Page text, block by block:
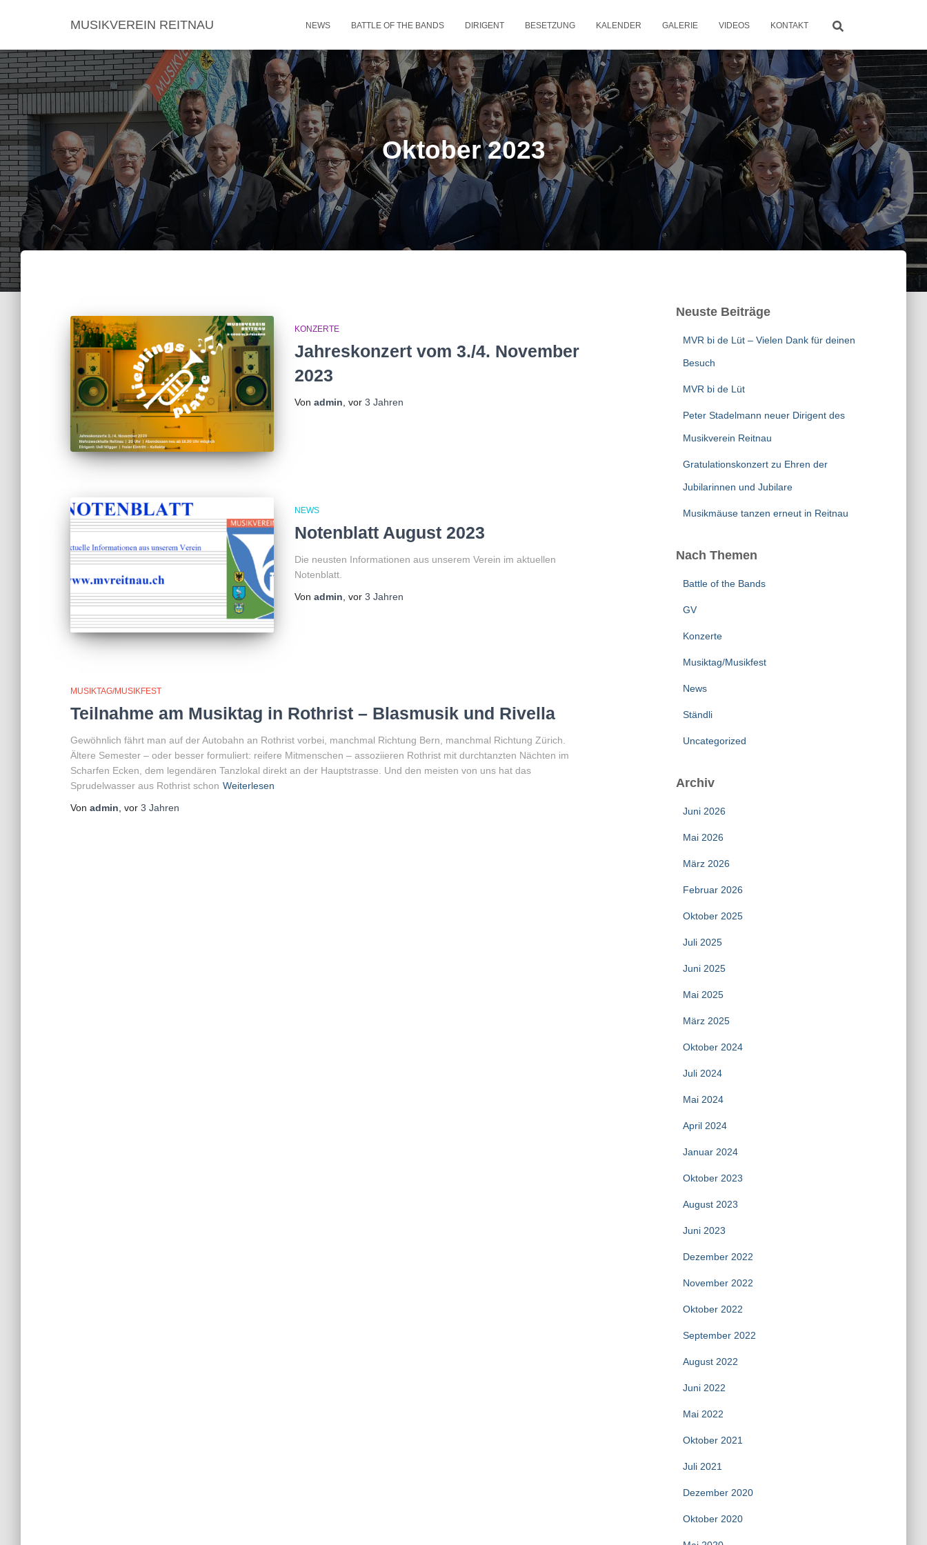
MUSIKVEREIN REITNAU NEWS BATTLE OF THE BANDS DIRIGENT BESETZUNG KALENDER GALERIE VIDEOS KONTAKT
Oktober 2023
KONZERTE
Jahreskonzert vom 3./4. November
2023
Von admin , vor 3 Jahren
NEWS
Notenblatt August 2023
Die neusten Informationen aus unserem Verein im aktuellen
Notenblatt.
Von admin , vor 3 Jahren
MUSIKTAG/MUSIKFEST
Teilnahme am Musiktag in Rothrist – Blasmusik und Rivella
Gewöhnlich fährt man auf der Autobahn an Rothrist vorbei, manchmal Richtung Bern, manchmal Richtung Zürich.
Ältere Semester – oder besser formuliert: reifere Mitmenschen – assoziieren Rothrist mit durchtanzten Nächten im
Scharfen Ecken, dem legendären Tanzlokal direkt an der Hauptstrasse. Und den meisten von uns hat das
Sprudelwasser aus Rothrist schon Weiterlesen
Von admin, vor 3 Jahren
Neuste Beiträge
MVR bi de Lüt – Vielen Dank für deinen
Besuch
MVR bi de Lüt
Peter Stadelmann neuer Dirigent des
Musikverein Reitnau
Gratulationskonzert zu Ehren der
Jubilarinnen und Jubilare
Musikmäuse tanzen erneut in Reitnau
Nach Themen
Battle of the Bands
GV
Konzerte
Musiktag/Musikfest
News
Ständli
Uncategorized
Archiv
Juni 2026
Mai 2026
März 2026
Februar 2026
Oktober 2025
Juli 2025
Juni 2025
Mai 2025
März 2025
Oktober 2024
Juli 2024
Mai 2024
April 2024
Januar 2024
Oktober 2023
August 2023
Juni 2023
Dezember 2022
November 2022
Oktober 2022
September 2022
August 2022
Juni 2022
Mai 2022
Oktober 2021
Juli 2021
Dezember 2020
Oktober 2020